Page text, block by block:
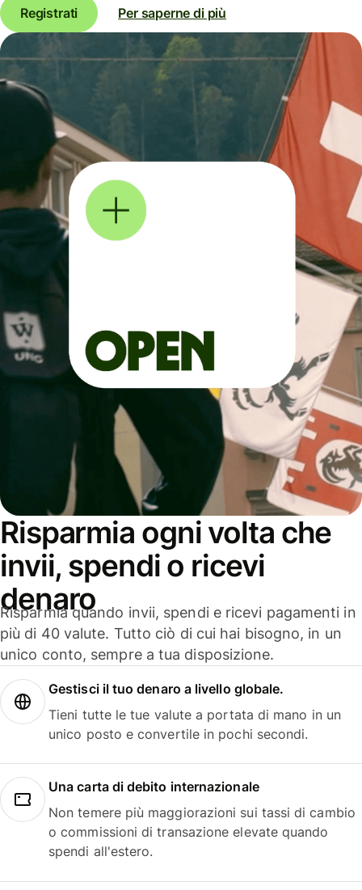
Registrati Per saperne di più
Risparmia ogni volta che
invii, spendi o ricevi
denaro
Risparmia quando invii, spendi e ricevi pagamenti in
più di 40 valute. Tutto ciò di cui hai bisogno, in un
unico conto, sempre a tua disposizione.
Gestisci il tuo denaro a livello globale.
Tieni tutte le tue valute a portata di mano in un
unico posto e convertile in pochi secondi.
Una carta di debito internazionale
Non temere più maggiorazioni sui tassi di cambio
o commissioni di transazione elevate quando
spendi all'estero.